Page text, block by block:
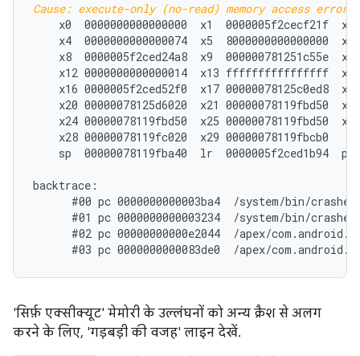
Cause: execute-only (no-read) memory access
x0  0000000000000000  x1  0000005f2cecf21f
x4  0000000000000074  x5  8000000000000000
x8  0000005f2ced24a8  x9  000000781251c55e
x12 0000000000000014  x13 ffffffffffffffff
x16 0000005f2ced52f0  x17 00000078125c0ed8
x20 00000078125d6020  x21 00000078119fbd50
x24 00000078119fbd50  x25 00000078119fbd50
    x28 00000078119fc020  x29 00000078119fbcb0
sp  00000078119fba40  lr  0000005f2ced1b94  pc
backtrace:
#00 pc 0000000000003ba4  /system/bin/
#01 pc 0000000000003234  /system/bin/
#02 pc 00000000000e2044  /apex/
'सिर्फ़ एक्सीक्यूट' मेमोरी के उल्लंघनों को अन्य क्रैश से अलग
करने के लिए, 'गड़बड़ी की वजह' लाइन देखें.